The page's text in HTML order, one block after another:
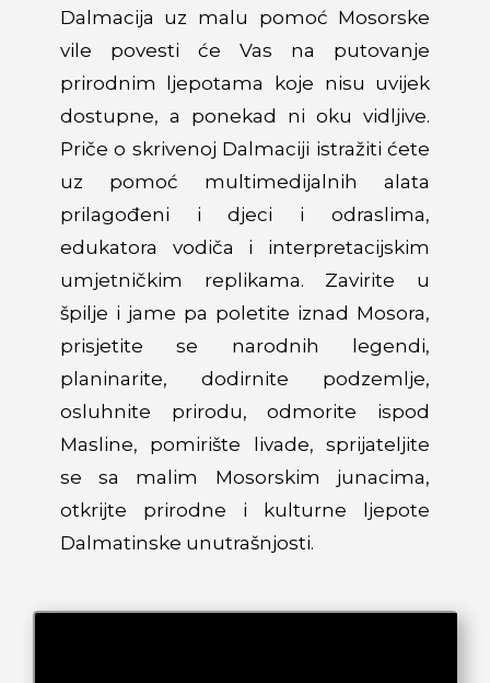
Dalmacija uz malu pomoć Mosorske
vile povesti će Vas na putovanje
prirodnim ljepotama koje nisu uvijek
dostupne, a ponekad ni oku vidljive.
Priče o skrivenoj Dalmaciji istražiti ćete
uz pomoć multimedijalnih alata
prilagođeni i djeci i odraslima,
edukatora vodiča i interpretacijskim
umjetničkim replikama. Zavirite u
špilje i jame pa poletite iznad Mosora,
prisjetite se narodnih legendi,
planinarite, dodirnite podzemlje,
osluhnite prirodu, odmorite ispod
Masline, pomirište livade, sprijateljite
se sa malim Mosorskim junacima,
otkrijte prirodne i kulturne ljepote
Dalmatinske unutrašnjosti.